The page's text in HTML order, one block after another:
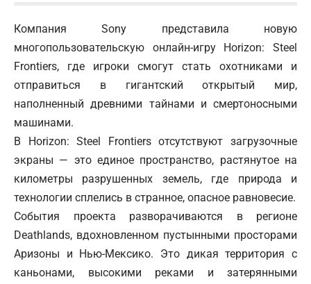
Компания Sony представила новую
многопользовательскую онлайн-игру Horizon: Steel
Frontiers, где игроки смогут стать охотниками и
отправиться в гигантский открытый мир,
наполненный древними тайнами и смертоносными
машинами.
В Horizon: Steel Frontiers отсутствуют загрузочные
экраны — это единое пространство, растянутое на
километры разрушенных земель, где природа и
технологии сплелись в странное, опасное равновесие.
События проекта разворачиваются в регионе
Deathlands, вдохновленном пустынными просторами
Аризоны и Нью-Мексико. Это дикая территория с
каньонами, высокими реками и затерянными